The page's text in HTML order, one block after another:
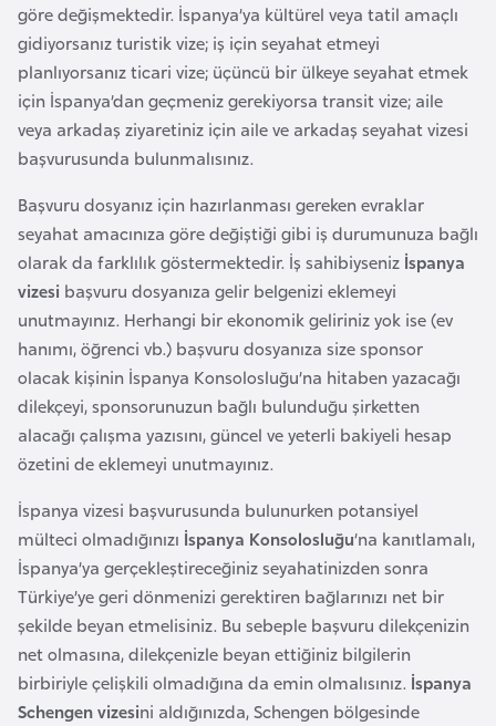
göre değişmektedir. İspanya’ya kültürel veya tatil amaçlı
gidiyorsanız turistik vize; iş için seyahat etmeyi
planlıyorsanız ticari vize; üçüncü bir ülkeye seyahat etmek
için İspanya’dan geçmeniz gerekiyorsa transit vize; aile
veya arkadaş ziyaretiniz için aile ve arkadaş seyahat vizesi
başvurusunda bulunmalısınız.
Başvuru dosyanız için hazırlanması gereken evraklar
seyahat amacınıza göre değiştiği gibi iş durumunuza bağlı
olarak da farklılık göstermektedir. İş sahibiyseniz İspanya
vizesi başvuru dosyanıza gelir belgenizi eklemeyi
unutmayınız. Herhangi bir ekonomik geliriniz yok ise (ev
hanımı, öğrenci vb.) başvuru dosyanıza size sponsor
olacak kişinin İspanya Konsolosluğu’na hitaben yazacağı
dilekçeyi, sponsorunuzun bağlı bulunduğu şirketten
alacağı çalışma yazısını, güncel ve yeterli bakiyeli hesap
özetini de eklemeyi unutmayınız.
İspanya vizesi başvurusunda bulunurken potansiyel
mülteci olmadığınızı İspanya Konsolosluğu’na kanıtlamalı,
İspanya’ya gerçekleştireceğiniz seyahatinizden sonra
Türkiye’ye geri dönmenizi gerektiren bağlarınızı net bir
şekilde beyan etmelisiniz. Bu sebeple başvuru dilekçenizin
net olmasına, dilekçenizle beyan ettiğiniz bilgilerin
birbiriyle çelişkili olmadığına da emin olmalısınız. İspanya
Schengen vizesini aldığınızda, Schengen bölgesinde
B
o
s
n
a
e
r
s
e
k
B
u
l
g
a
r
i
s
t
a
n